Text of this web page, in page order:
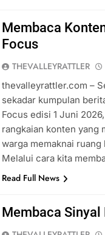
Membaca
Focus
THEVALLEYRATTLER
thevalleyrattler.com –
sekadar kumpulan
Focus edisi 1 Juni
rangkaian konten yang
warga memaknai
Melalui cara kita
Read Full News
Membaca Sinyal